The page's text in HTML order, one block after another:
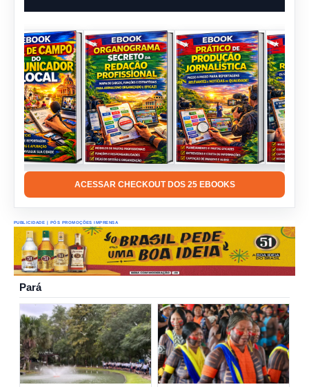
ACESSAR CHECKOUT DOS 25 EBOOKS
PUBLICIDADE | PÓS PROMOÇÕES IMPRENSA
Pará